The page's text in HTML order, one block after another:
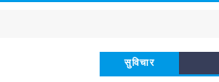
सुविचार